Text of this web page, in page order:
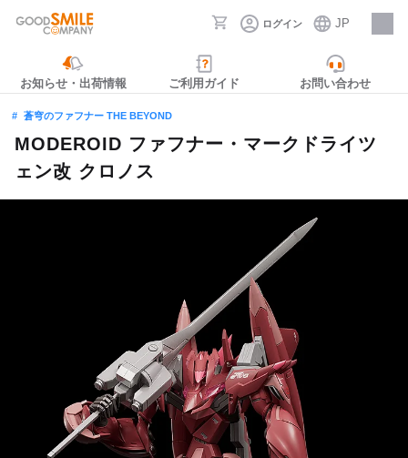
ログイン JP
採用情報
お知らせ・出荷情報 ご利用ガイド お問い合わせ
蒼穹のファフナー THE BEYOND
MODEROID ファフナー・マークドライツ
ェン改 クロノス